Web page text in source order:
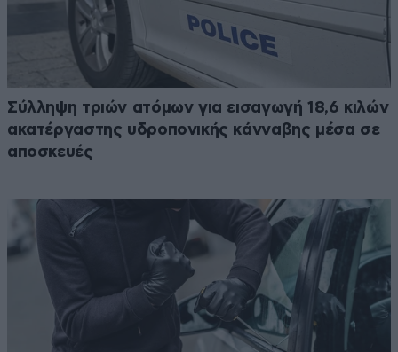
Σύλληψη τριών ατόμων για εισαγωγή 18,6 κιλών
ακατέργαστης υδροπονικής κάνναβης μέσα σε
αποσκευές